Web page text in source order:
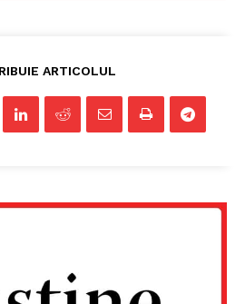
ARTICOLUL